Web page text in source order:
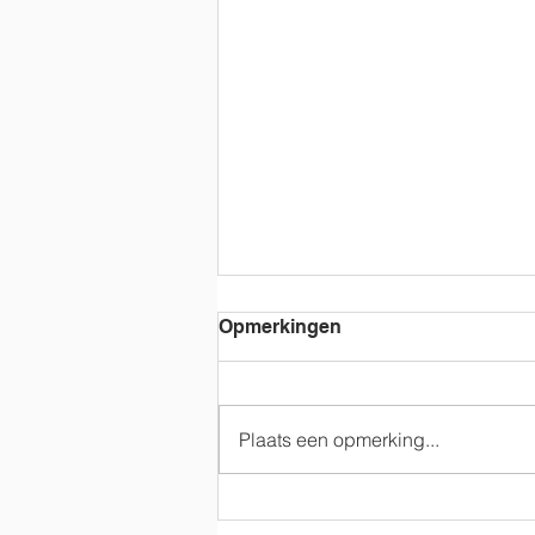
Mamadag 2025
Opmerkingen
Plaats een opmerking...